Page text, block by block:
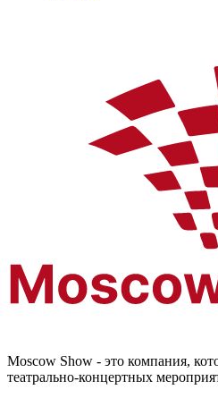
Moscow Show - это компания,
театрально-концертных